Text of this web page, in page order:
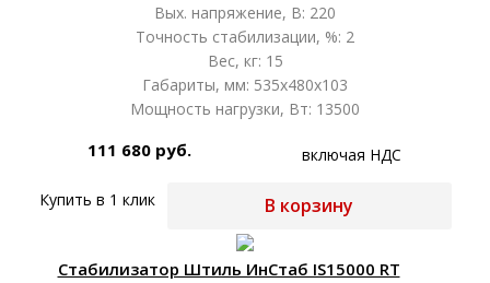
Вых. напряжение, В: 220
Точность стабилизации, %: 2
Вес, кг: 15
Габариты, мм: 535х480х103
Мощность нагрузки, Вт: 13500
111 680 руб. включая НДС
Купить в 1 клик В корзину
Стабилизатор Штиль ИнСтаб IS15000 RT